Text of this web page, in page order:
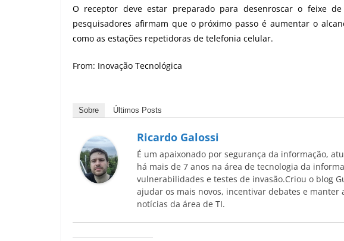
O receptor deve estar preparado para desenroscar o feixe
pesquisadores afirmam que o próximo passo é aumentar o
como as estações repetidoras de telefonia celular.
From: Inovação Tecnológica
Sobre Últimos Posts
Ricardo Galossi
É um apaixonado por segurança da informação,
há mais de 7 anos na área de tecnologia da
vulnerabilidades e testes de invasão.Criou o blog
ajudar os mais novos, incentivar debates e
notícias da área de TI.